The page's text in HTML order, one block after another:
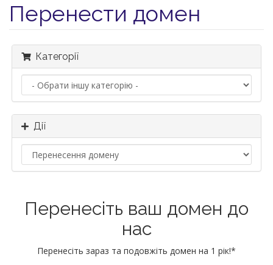
Перенести домен
Категорії
Дії
Перенесіть ваш домен до
нас
Перенесіть зараз та подовжіть домен на 1 рік!*